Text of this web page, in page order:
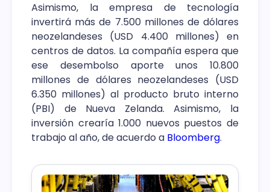
Asimismo, la empresa de tecnología
invertirá más de 7.500 millones de dólares
neozelandeses (USD 4.400 millones) en
centros de datos. La compañía espera que
ese desembolso aporte unos 10.800
millones de dólares neozelandeses (USD
6.350 millones) al producto bruto interno
(PBI) de Nueva Zelanda. Asimismo, la
inversión crearía 1.000 nuevos puestos de
trabajo al año, de acuerdo a Bloomberg.